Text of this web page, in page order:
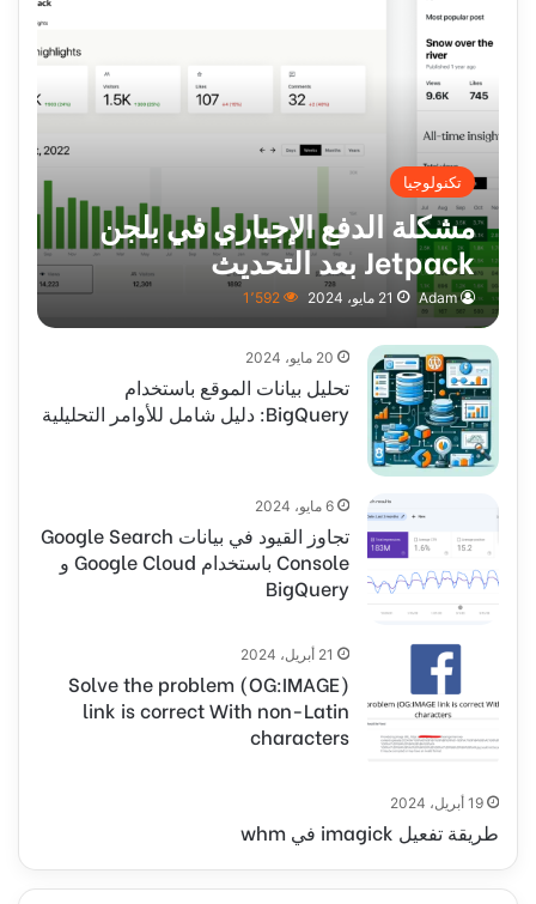
تكنولوجيا
مشكلة الدفع الإجباري في بلجن
Jetpack بعد التحديث
Adam 21 مايو، 2024 1٬592
20 مايو، 2024
تحليل بيانات الموقع باستخدام
BigQuery: دليل شامل للأوامر التحليلية
6 مايو، 2024
تجاوز القيود في بيانات Google Search
Console باستخدام Google Cloud و
BigQuery
21 أبريل، 2024
(Solve the problem (OG:IMAGE
link is correct With non-Latin
characters
19 أبريل، 2024
طريقة تفعيل imagick في whm